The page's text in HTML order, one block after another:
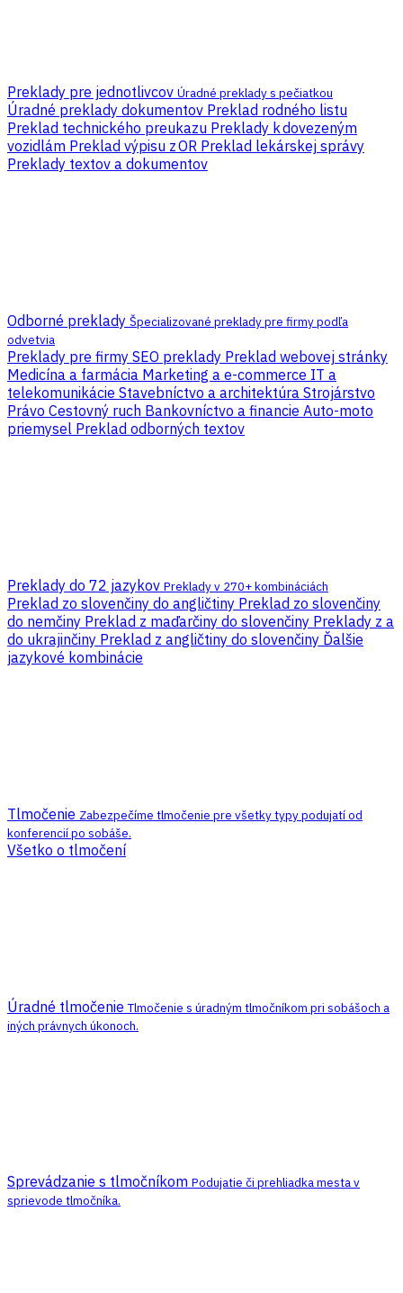
Preklady pre jednotlivcov Úradné preklady s pečiatkou
Úradné preklady dokumentov Preklad rodného listu
Preklad technického preukazu Preklady k dovezeným
vozidlám Preklad výpisu z OR Preklad lekárskej správy
Preklady textov a dokumentov
Odborné preklady Špecializované preklady pre firmy podľa
odvetvia
Preklady pre firmy SEO preklady Preklad webovej stránky
Medicína a farmácia Marketing a e-commerce IT a
telekomunikácie Stavebníctvo a architektúra Strojárstvo
Právo Cestovný ruch Bankovníctvo a financie Auto-moto
priemysel Preklad odborných textov
Preklady do 72 jazykov Preklady v 270+ kombináciách
Preklad zo slovenčiny do angličtiny Preklad zo slovenčiny
do nemčiny Preklad z maďarčiny do slovenčiny Preklady z a
do ukrajinčiny Preklad z angličtiny do slovenčiny Ďalšie
jazykové kombinácie
Tlmočenie Zabezpečíme tlmočenie pre všetky typy podujatí od
konferencií po sobáše.
Všetko o tlmočení
Úradné tlmočenie Tlmočenie s úradným tlmočníkom pri sobášoch a
iných právnych úkonoch.
Sprevádzanie s tlmočníkom Podujatie či prehliadka mesta v
sprievode tlmočníka.